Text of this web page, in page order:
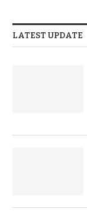
LATEST UPDATE